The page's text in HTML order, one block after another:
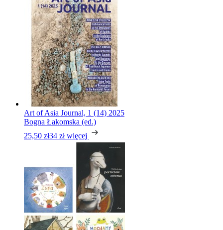
Art of Asia Journal, 1 (14) 2025
Bogna Łakomska (ed.)
25,50 zł34 zł więcej